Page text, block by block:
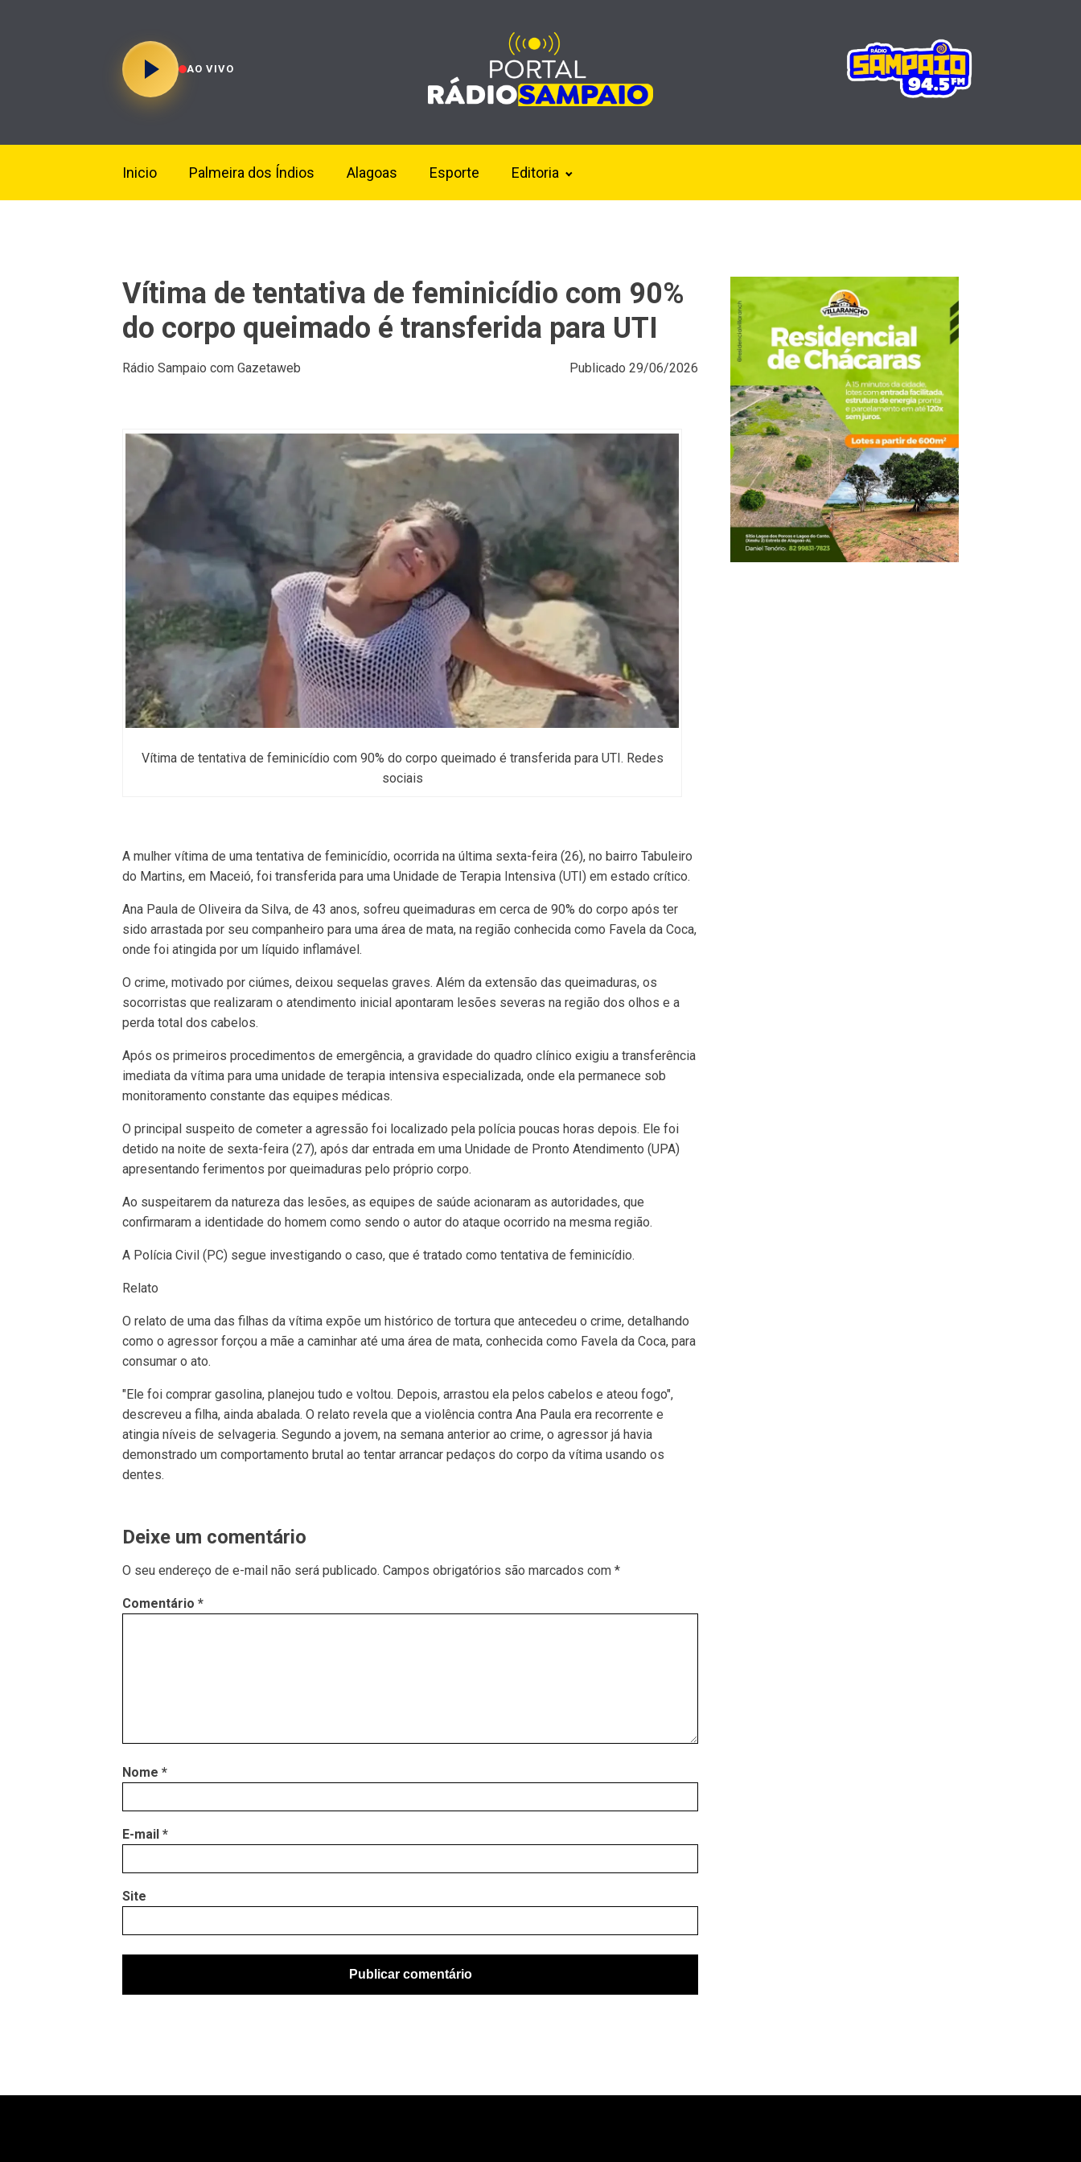
AO VIVO
Inicio Palmeira dos Índios Alagoas Esporte Editoria
Vítima de tentativa de feminicídio com 90%
do corpo queimado é transferida para UTI
Rádio Sampaio com Gazetaweb Publicado 29/06/2026
Vítima de tentativa de feminicídio com 90% do corpo queimado é transferida para UTI. Redes
sociais
A mulher vítima de uma tentativa de feminicídio, ocorrida na última sexta-feira (26), no bairro Tabuleiro
do Martins, em Maceió, foi transferida para uma Unidade de Terapia Intensiva (UTI) em estado crítico.
Ana Paula de Oliveira da Silva, de 43 anos, sofreu queimaduras em cerca de 90% do corpo após ter
sido arrastada por seu companheiro para uma área de mata, na região conhecida como Favela da Coca,
onde foi atingida por um líquido inflamável.
O crime, motivado por ciúmes, deixou sequelas graves. Além da extensão das queimaduras, os
socorristas que realizaram o atendimento inicial apontaram lesões severas na região dos olhos e a
perda total dos cabelos.
Após os primeiros procedimentos de emergência, a gravidade do quadro clínico exigiu a transferência
imediata da vítima para uma unidade de terapia intensiva especializada, onde ela permanece sob
monitoramento constante das equipes médicas.
O principal suspeito de cometer a agressão foi localizado pela polícia poucas horas depois. Ele foi
detido na noite de sexta-feira (27), após dar entrada em uma Unidade de Pronto Atendimento (UPA)
apresentando ferimentos por queimaduras pelo próprio corpo.
Ao suspeitarem da natureza das lesões, as equipes de saúde acionaram as autoridades, que
confirmaram a identidade do homem como sendo o autor do ataque ocorrido na mesma região.
A Polícia Civil (PC) segue investigando o caso, que é tratado como tentativa de feminicídio.
Relato
O relato de uma das filhas da vítima expõe um histórico de tortura que antecedeu o crime, detalhando
como o agressor forçou a mãe a caminhar até uma área de mata, conhecida como Favela da Coca, para
consumar o ato.
"Ele foi comprar gasolina, planejou tudo e voltou. Depois, arrastou ela pelos cabelos e ateou fogo",
descreveu a filha, ainda abalada. O relato revela que a violência contra Ana Paula era recorrente e
atingia níveis de selvageria. Segundo a jovem, na semana anterior ao crime, o agressor já havia
demonstrado um comportamento brutal ao tentar arrancar pedaços do corpo da vítima usando os
dentes.
Deixe um comentário
O seu endereço de e-mail não será publicado. Campos obrigatórios são marcados com *
Comentário *
Nome *
E-mail *
Site